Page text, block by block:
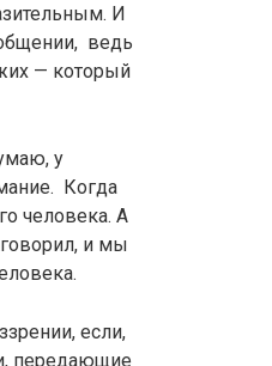
И
ведь
— который
у
Когда
человека. А
и мы
если,
передающие